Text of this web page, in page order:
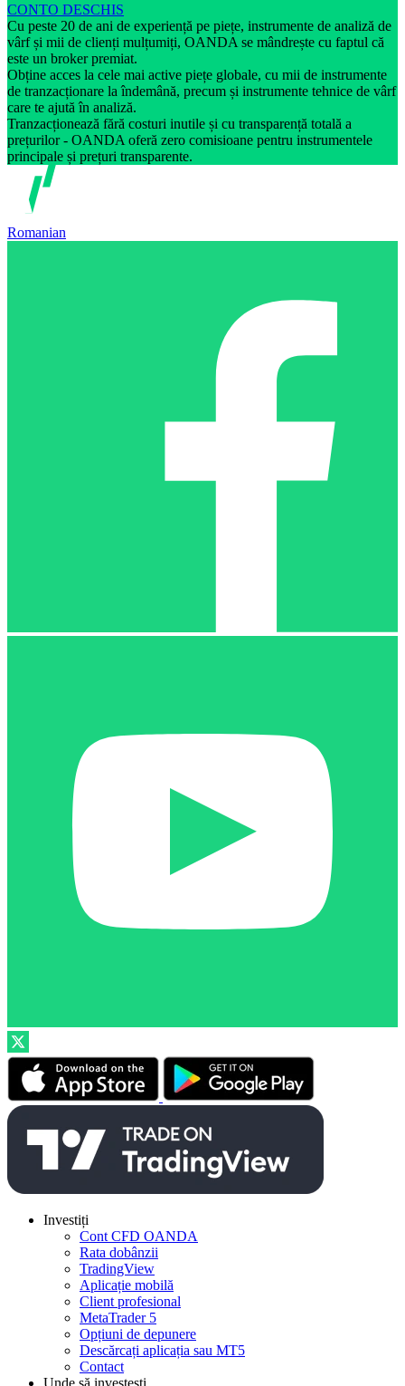
CONTO DESCHIS
Cu peste 20 de ani de experiență pe piețe, instrumente de analiză de
vârf și mii de clienți mulțumiți, OANDA se mândrește cu faptul că
este un broker premiat.
Obține acces la cele mai active piețe globale, cu mii de instrumente
de tranzacționare la îndemână, precum și instrumente tehnice de vârf
care te ajută în analiză.
Tranzacționează fără costuri inutile și cu transparență totală a
prețurilor - OANDA oferă zero comisioane pentru instrumentele
principale și prețuri transparente.
Romanian
Investiți
Cont CFD OANDA
Rata dobânzii
TradingView
Aplicație mobilă
Client profesional
MetaTrader 5
Opțiuni de depunere
Descărcați aplicația sau MT5
Contact